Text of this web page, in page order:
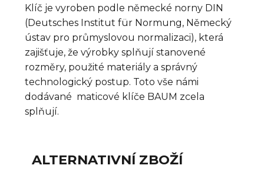
Klíč je vyroben podle německé norny DIN
(Deutsches Institut für Normung, Německý
ústav pro průmyslovou normalizaci), která
zajišťuje, že výrobky splňují stanovené
rozměry, použité materiály a správný
technologický postup. Toto vše námi
dodávané maticové klíče BAUM zcela
splňují.
ALTERNATIVNÍ ZBOŽÍ